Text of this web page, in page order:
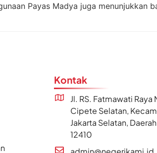
Payas Madya juga menunjukkan
Kontak
Jl. RS. Fatmawati Raya
Cipete Selatan,
Jakarta Selatan,
12410